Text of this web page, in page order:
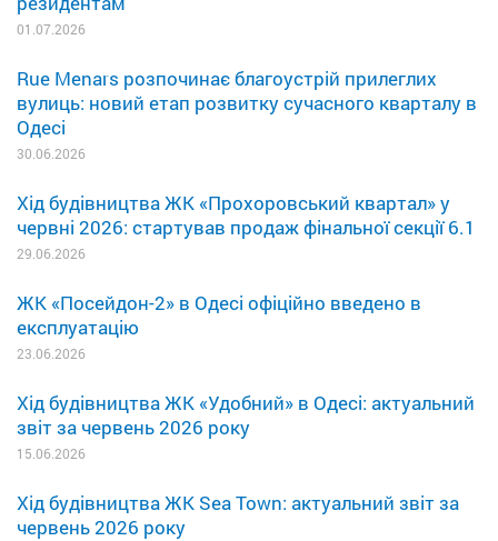
01.07.2026
Rue Menars розпочинає благоустрій прилеглих
вулиць: новий етап розвитку сучасного кварталу в
Одесі
30.06.2026
Хід будівництва ЖК «Прохоровський квартал» у
червні 2026: стартував продаж фінальної секції 6.1
29.06.2026
ЖК «Посейдон-2» в Одесі офіційно введено в
експлуатацію
23.06.2026
Хід будівництва ЖК «Удобний» в Одесі: актуальний
звіт за червень 2026 року
15.06.2026
Хід будівництва ЖК Sea Town: актуальний звіт за
червень 2026 року